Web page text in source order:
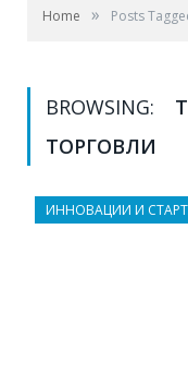
Home » Posts
BROWSING:
ТОРГОВЛИ
ИННОВАЦИИ И